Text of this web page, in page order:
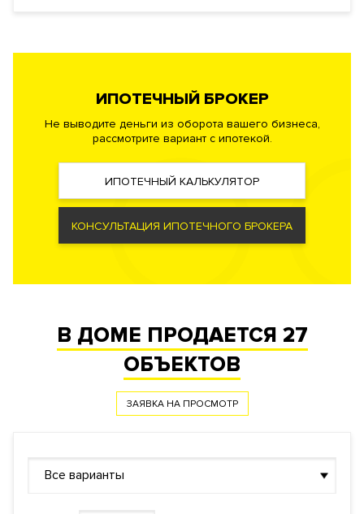
Документы ЗАЯВКА НА ЮРИДИЧЕСКУЮ КОНСУЛЬТАЦИЮ
правообладания
Собственность
договору
Купли-продажи
Апартаменты
ИПОТЕЧНЫЙ БРОКЕР
Не выводите деньги из оборота вашего бизнеса,
рассмотрите вариант с ипотекой.
ИПОТЕЧНЫЙ КАЛЬКУЛЯТОР
КОНСУЛЬТАЦИЯ ИПОТЕЧНОГО БРОКЕРА
В ДОМЕ ПРОДАЕТСЯ 27
ОБЪЕКТОВ
ЗАЯВКА НА ПРОСМОТР
Все варианты